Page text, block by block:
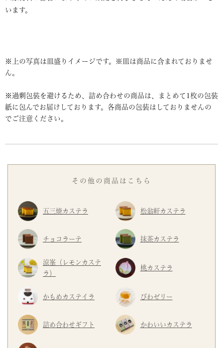
います。
※上の写真は皿盛りイメージです。※皿は商品に含まれておりませ
ん。
※過剰包装を避けるため、詰め合わせの商品は、まとめて1枚の包装
紙に包んでお届けしております。各商品の包装はしておりませんの
でご注意ください。
その他の商品はこちら
五三焼カステラ 松翁軒カステラ
チョコラーテ 抹茶カステラ
涼峯（レモンカステ
ラ）
桃カステラ
かもめカステイラ びわゼリー
詰め合わせギフト かわいいカステラ